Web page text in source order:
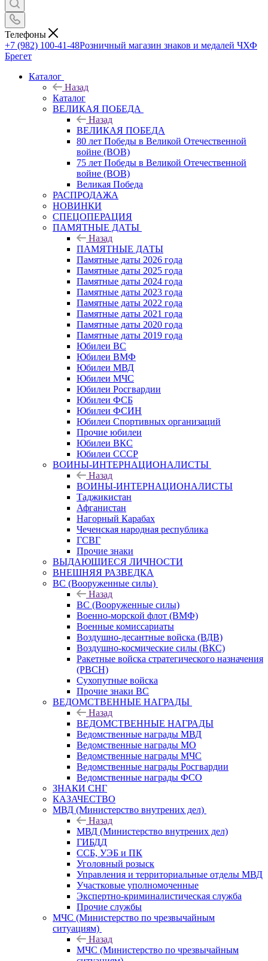
Телефоны
+7 (982) 100-41-48Розничный магазин знаков и медалей ЧХФ
Брегет
Каталог
Назад
Каталог
ВЕЛИКАЯ ПОБЕДА
Назад
ВЕЛИКАЯ ПОБЕДА
80 лет Победы в Великой Отечественной
войне (ВОВ)
75 лет Победы в Великой Отечественной
войне (ВОВ)
Великая Победа
РАСПРОДАЖА
НОВИНКИ
СПЕЦОПЕРАЦИЯ
ПАМЯТНЫЕ ДАТЫ
Назад
ПАМЯТНЫЕ ДАТЫ
Памятные даты 2026 года
Памятные даты 2025 года
Памятные даты 2024 года
Памятные даты 2023 года
Памятные даты 2022 года
Памятные даты 2021 года
Памятные даты 2020 года
Памятные даты 2019 года
Юбилеи ВС
Юбилеи ВМФ
Юбилеи МВД
Юбилеи МЧС
Юбилеи Росгвардии
Юбилеи ФСБ
Юбилеи ФСИН
Юбилеи Спортивных организаций
Прочие юбилеи
Юбилеи ВКС
Юбилеи СССР
ВОИНЫ-ИНТЕРНАЦИОНАЛИСТЫ
Назад
ВОИНЫ-ИНТЕРНАЦИОНАЛИСТЫ
Таджикистан
Афганистан
Нагорный Карабах
Чеченская народная республика
ГСВГ
Прочие знаки
ВЫДАЮЩИЕСЯ ЛИЧНОСТИ
ВНЕШНЯЯ РАЗВЕДКА
ВС (Вооруженные силы)
Назад
ВС (Вооруженные силы)
Военно-морской флот (ВМФ)
Военные комиссариаты
Воздушно-десантные войска (ВДВ)
Воздушно-космические силы (ВКС)
Ракетные войска стратегического назначения
(РВСН)
Сухопутные войска
Прочие знаки ВС
ВЕДОМСТВЕННЫЕ НАГРАДЫ
Назад
ВЕДОМСТВЕННЫЕ НАГРАДЫ
Ведомственные награды МВД
Ведомственные награды МО
Ведомственные награды МЧС
Ведомственные награды Росгвардии
Ведомственные награды ФСО
ЗНАКИ СНГ
КАЗАЧЕСТВО
МВД (Министерство внутрених дел)
Назад
МВД (Министерство внутрених дел)
ГИБДД
ССБ, УЭБ и ПК
Уголовный розыск
Управления и территориальные отделы МВД
Участковые уполномоченные
Экспертно-криминалистическая служба
Прочие службы
МЧС (Министерство по чрезвычайным
ситуациям)
Назад
МЧС (Министерство по чрезвычайным